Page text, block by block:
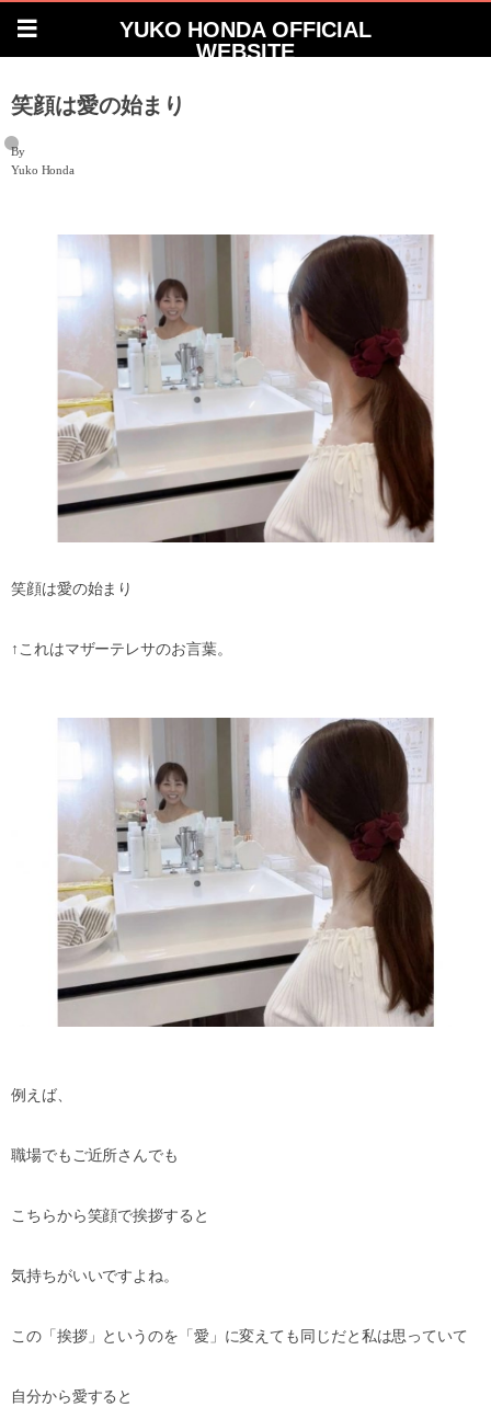
YUKO HONDA OFFICIAL
WEBSITE
笑顔は愛の始まり
By
Yuko Honda
笑顔は愛の始まり
↑これはマザーテレサのお言葉。
例えば、
職場でもご近所さんでも
こちらから笑顔で挨拶すると
気持ちがいいですよね。
この「挨拶」というのを「愛」に変えても同じだと私は思っていて
自分から愛すると